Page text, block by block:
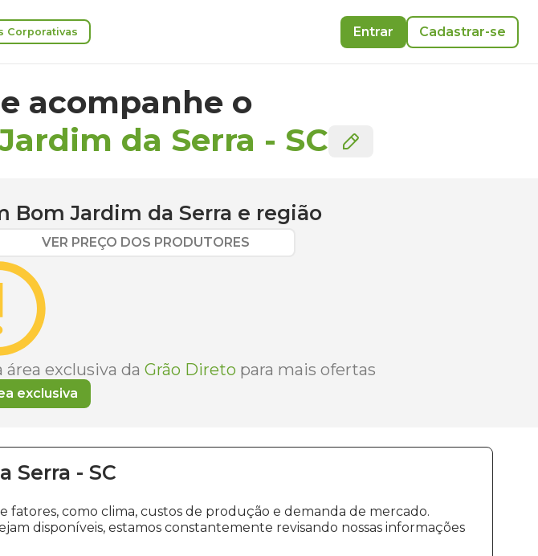
Corporativas Entrar Cadastrar-se
acompanhe o
da Serra - SC
Bom Jardim da Serra e região
VER PREÇO DOS PRODUTORES
exclusiva da Grão Direto para mais ofertas
exclusiva
Serra - SC
fatores, como clima, custos de produção e demanda de mercado.
disponíveis, estamos constantemente revisando nossas informações